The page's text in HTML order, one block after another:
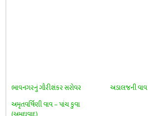
ભાવનગરનું ગૌરીશંકર સરોવર
અડાલજની વાવ
અમૃતવર્ષિણી વાવ – પાંચ કુવા